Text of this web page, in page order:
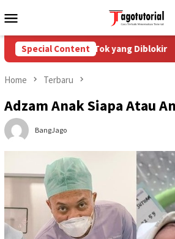
to
Menu
Special Content
Akun TikTok yang Diblokir
Home Terbaru
Adzam Anak Siapa Atau
BangJago